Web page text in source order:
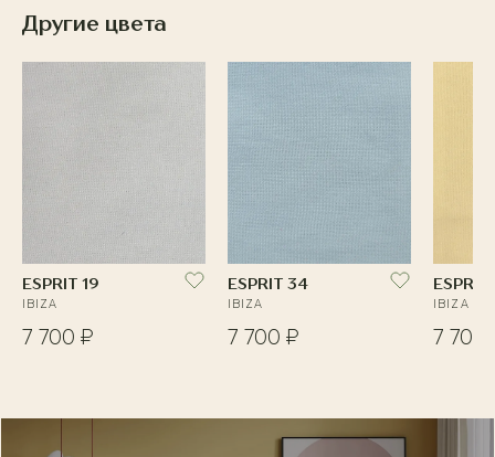
Другие цвета
ESPRIT 19
IBIZA
7 700 ₽
ESPRIT 34
IBIZA
7 700 ₽
ESPRIT
IBIZA
7 700